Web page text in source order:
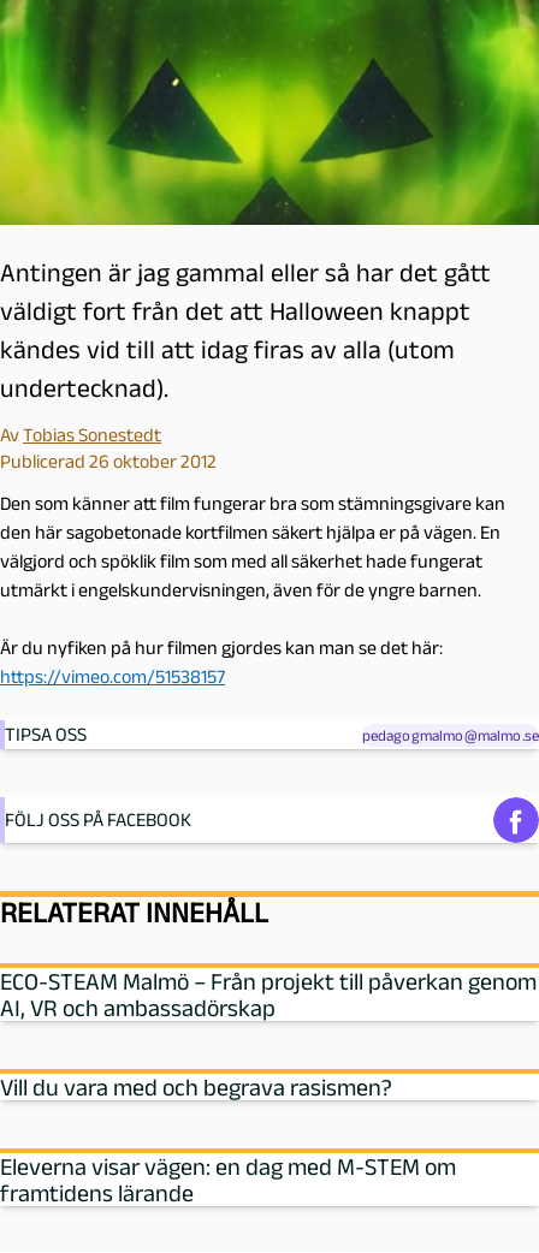
Antingen är jag gammal eller så har det gått
väldigt fort från det att Halloween knappt
kändes vid till att idag firas av alla (utom
undertecknad).
AvTobias Sonestedt
Publicerad 26 oktober 2012
Den som känner att film fungerar bra som stämningsgivare kan
den här sagobetonade kortfilmen säkert hjälpa er på vägen. En
välgjord och spöklik film som med all säkerhet hade fungerat
utmärkt i engelskundervisningen, även för de yngre barnen.
Är du nyfiken på hur filmen gjordes kan man se det här:
https://vimeo.com/51538157
TIPSA OSS pedagogmalmo@malmo.se
FÖLJ OSS PÅ FACEBOOK
RELATERAT INNEHÅLL
ECO-STEAM Malmö – Från projekt till påverkan genom
AI, VR och ambassadörskap
Vill du vara med och begrava rasismen?
Eleverna visar vägen: en dag med M‑STEM om
framtidens lärande